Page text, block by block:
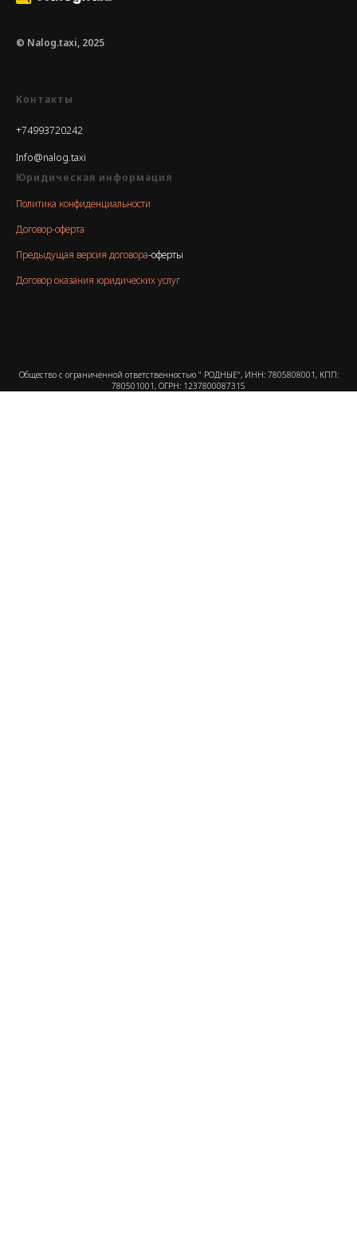
© Nalog.taxi, 2025
Контакты
+74993720242
Info@nalog.taxi
Юридическая информация
Политика конфиденциальности
Договор-оферта
Предыдущая версия договора-оферты
Договор оказания юридических услуг
Общество с ограниченной ответственностью " РОДНЫЕ", ИНН: 7805808001, КПП:
780501001, ОГРН: 1237800087315